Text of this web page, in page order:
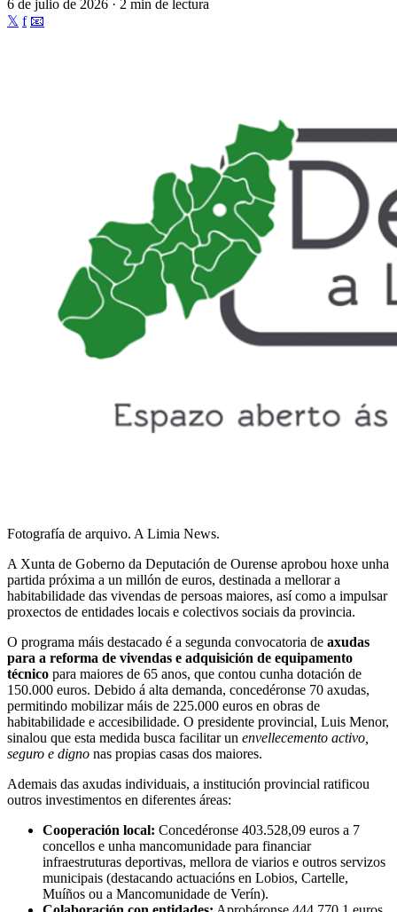
6 de julio de 2026 · 2 min de lectura
𝕏 f 📧
Fotografía de arquivo. A Limia News.
A Xunta de Goberno da Deputación de Ourense aprobou hoxe unha
partida próxima a un millón de euros, destinada a mellorar a
habitabilidade das vivendas de persoas maiores, así como a impulsar
proxectos de entidades locais e colectivos sociais da provincia.
O programa máis destacado é a segunda convocatoria de axudas
para a reforma de vivendas e adquisición de equipamento
técnico para maiores de 65 anos, que contou cunha dotación de
150.000 euros. Debido á alta demanda, concedéronse 70 axudas,
permitindo mobilizar máis de 225.000 euros en obras de
habitabilidade e accesibilidade. O presidente provincial, Luis Menor,
sinalou que esta medida busca facilitar un envellecemento activo,
seguro e digno nas propias casas dos maiores.
Ademais das axudas individuais, a institución provincial ratificou
outros investimentos en diferentes áreas:
Cooperación local: Concedéronse 403.528,09 euros a 7
concellos e unha mancomunidade para financiar
infraestruturas deportivas, mellora de viarios e outros servizos
municipais (destacando actuacións en Lobios, Cartelle,
Muíños ou a Mancomunidade de Verín).